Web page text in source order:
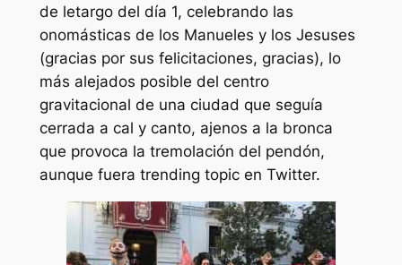
de letargo del día 1, celebrando las
onomásticas de los Manueles y los Jesuses
(gracias por sus felicitaciones, gracias), lo
más alejados posible del centro
gravitacional de una ciudad que seguía
cerrada a cal y canto, ajenos a la bronca
que provoca la tremolación del pendón,
aunque fuera trending topic en Twitter.